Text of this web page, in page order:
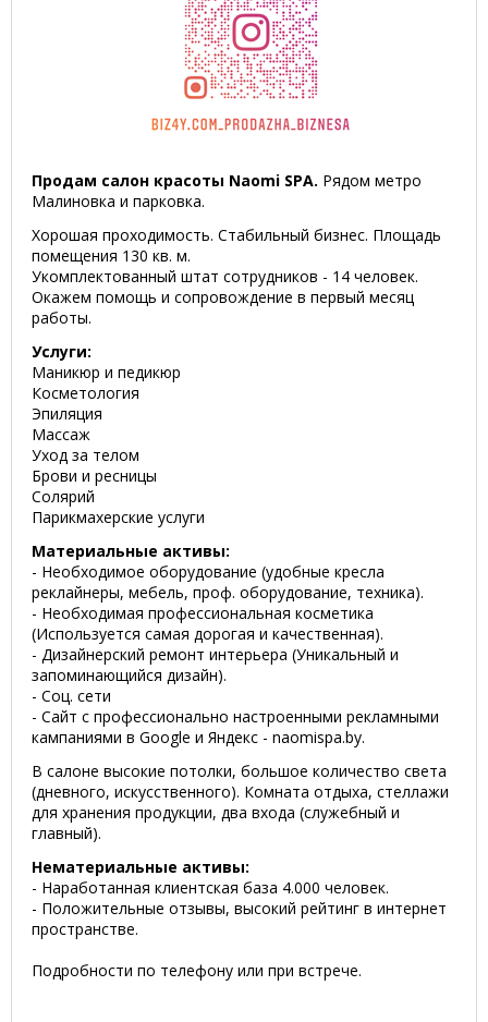
Продам салон красоты Naomi SPA. Рядом метро
Малиновка и парковка.
Хорошая проходимость. Стабильный бизнес. Площадь
помещения 130 кв. м.
Укомплектованный штат сотрудников - 14 человек.
Окажем помощь и сопровождение в первый месяц
работы.
Услуги:
Маникюр и педикюр
Косметология
Эпиляция
Массаж
Уход за телом
Брови и ресницы
Солярий
Парикмахерские услуги
Материальные активы:
- Необходимое оборудование (удобные кресла
реклайнеры, мебель, проф. оборудование, техника).
- Необходимая профессиональная косметика
(Используется самая дорогая и качественная).
- Дизайнерский ремонт интерьера (Уникальный и
запоминающийся дизайн).
- Соц. сети
- Сайт с профессионально настроенными рекламными
кампаниями в Google и Яндекс - naomispa.by.
В салоне высокие потолки, большое количество света
(дневного, искусственного). Комната отдыха, стеллажи
для хранения продукции, два входа (служебный и
главный).
Нематериальные активы:
- Наработанная клиентская база 4.000 человек.
- Положительные отзывы, высокий рейтинг в интернет
пространстве.
Подробности по телефону или при встрече.